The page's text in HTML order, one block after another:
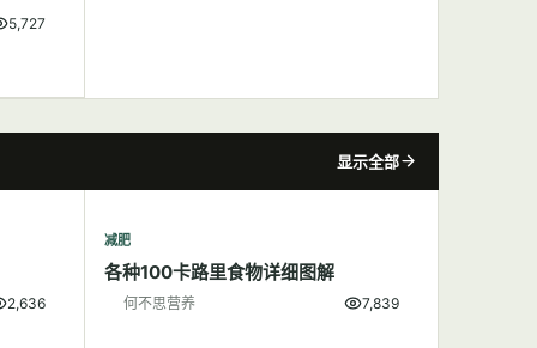
5,727
显示全部
2,636
减肥
各种100卡路里食物详细图解
何不思营养 7,839